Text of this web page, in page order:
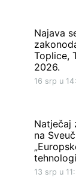
Najava
Toplice,
2026.
16 srp u
Natječaj
na
13 srp u